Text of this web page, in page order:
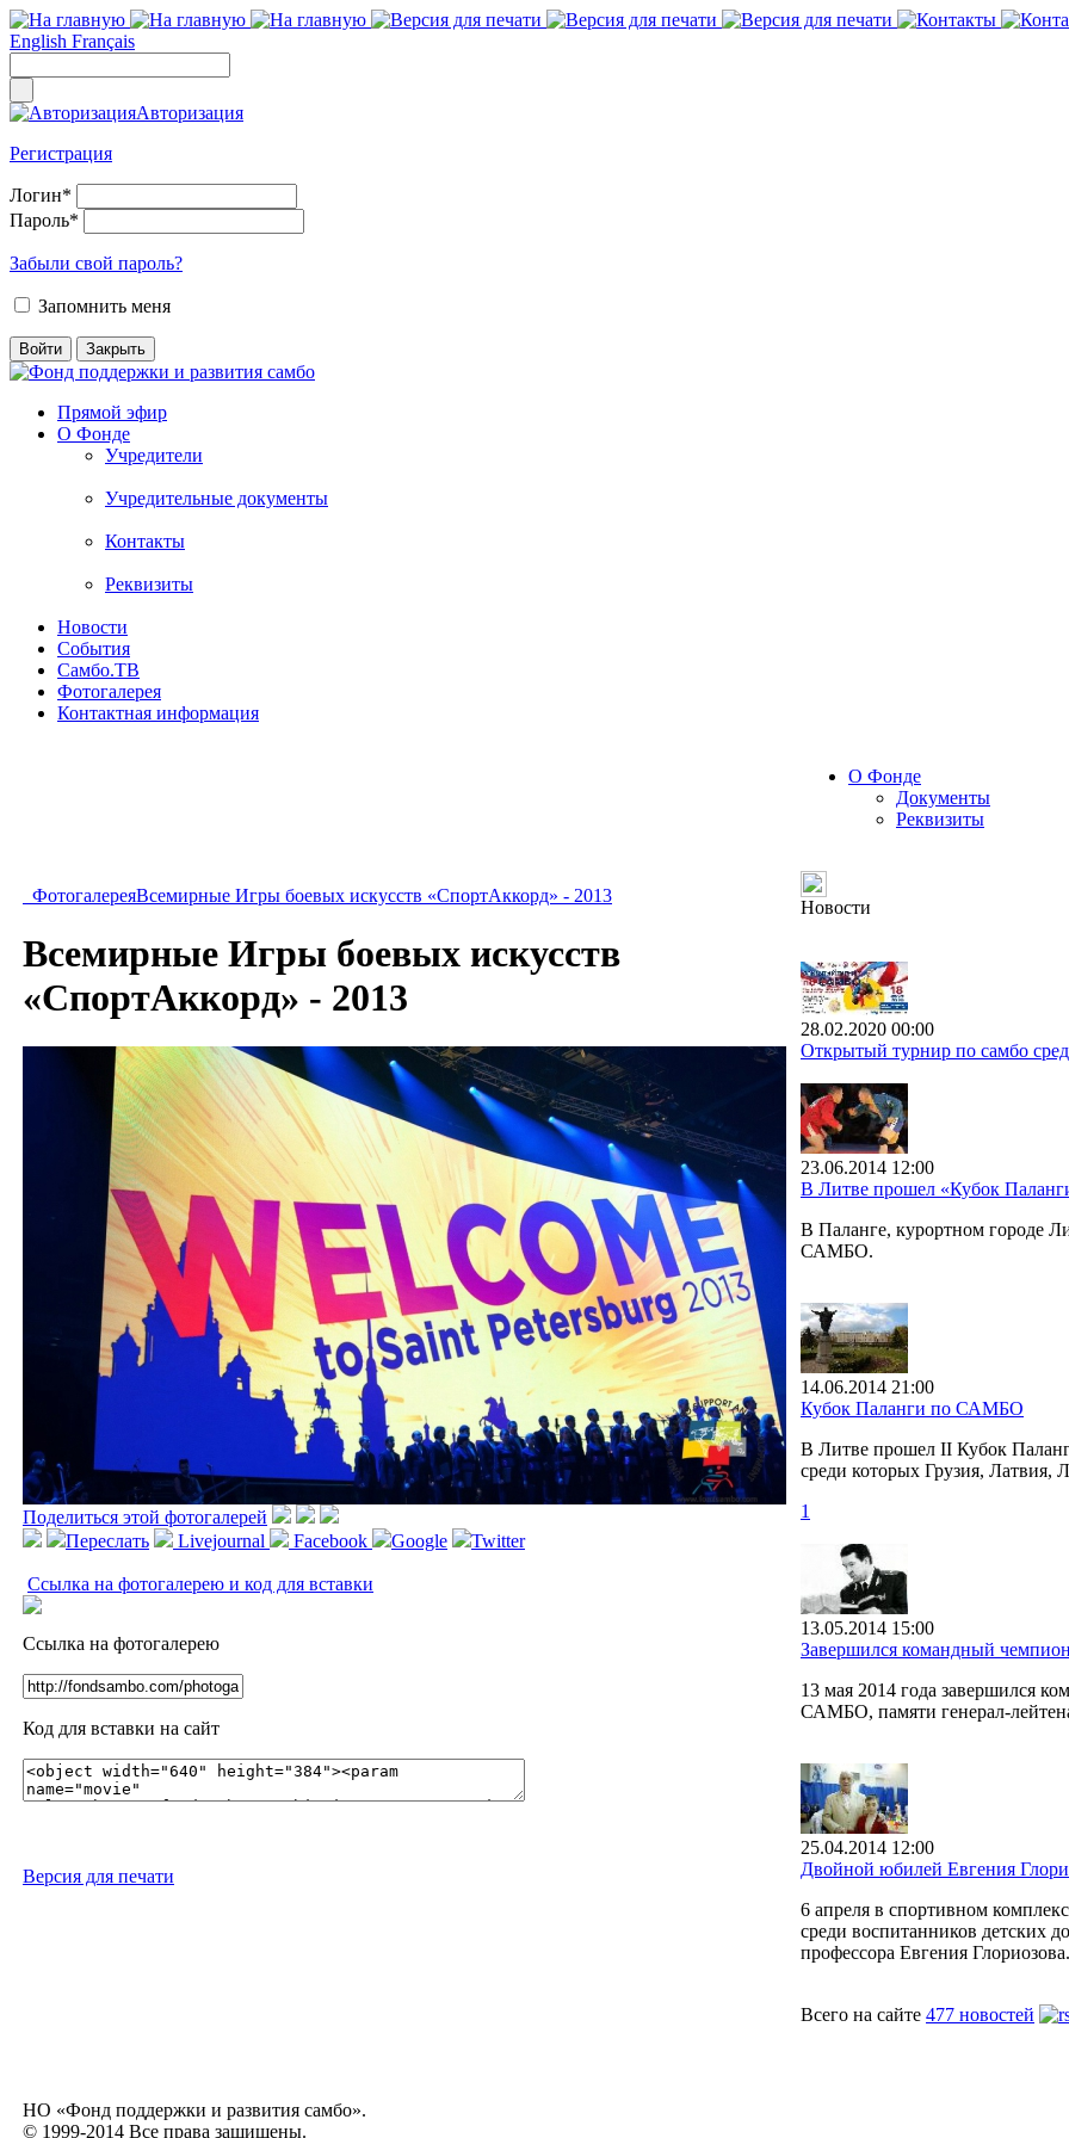
English Français
Авторизация
Регистрация
Логин*
Пароль*
Забыли свой пароль?
Запомнить меня
Прямой эфир
О Фонде
Учредители
Учредительные документы
Контакты
Реквизиты
Новости
События
Самбо.ТВ
Фотогалерея
Контактная информация
ФотогалереяВсемирные Игры боевых искусств «СпортАккорд» - 2013
Всемирные Игры боевых искусств
«СпортАккорд» - 2013
Поделиться этой фотогалерей
Переслать
Livejournal Facebook Google Twitter
Ссылка на фотогалерею и код для вставки
Ссылка на фотогалерею
Код для вставки на сайт
Версия для печати
О Фонде
Документы
Реквизиты
Новости
28.02.2020 00:00
Открытый турнир по самбо
23.06.2014 12:00
В Литве прошел «Кубок
В Паланге, курортном городе
САМБО.
14.06.2014 21:00
Кубок Паланги по САМБО
В Литве прошел II Кубок
среди которых Грузия,
1
13.05.2014 15:00
Завершился командный
13 мая 2014 года завершился
САМБО, памяти генерал-
25.04.2014 12:00
Двойной юбилей Евгения
6 апреля в спортивном
среди воспитанников детских
профессора Евгения Глориозова.
Всего на сайте 477 новостей
НО «Фонд поддержки и развития самбо».
© 1999-2014 Все права защищены.